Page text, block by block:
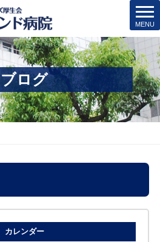
t
o
g
l
e
n
a
v
o
n
MENU
ブログ
カレンダー